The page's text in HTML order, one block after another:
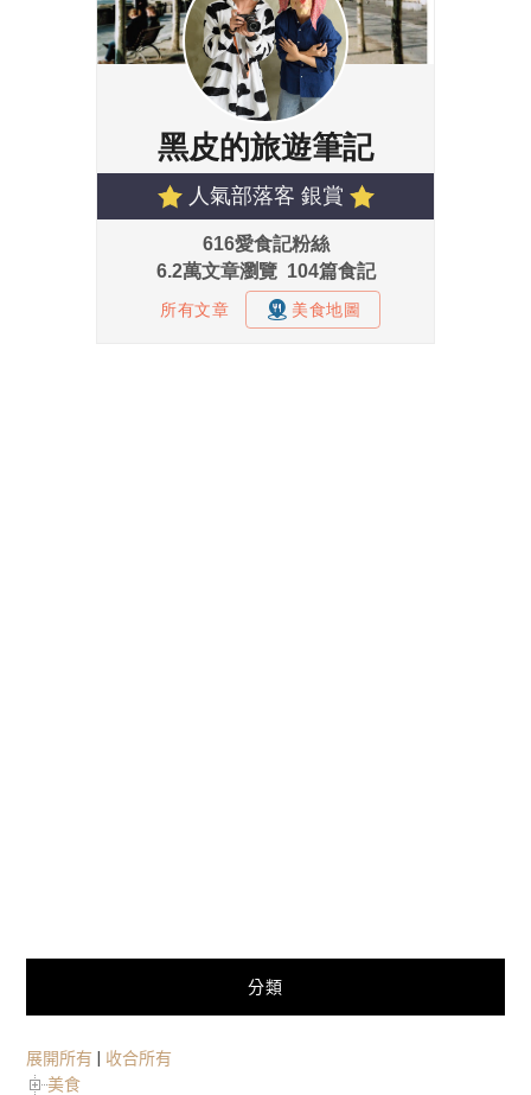
分類
展開所有 | 收合所有
美食